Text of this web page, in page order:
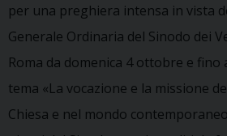
per una preghiera intensa in vista
Generale Ordinaria del Sinodo dei
Roma da domenica 4 ottobre e fino
tema «La vocazione e la missione
Chiesa e nel mondo